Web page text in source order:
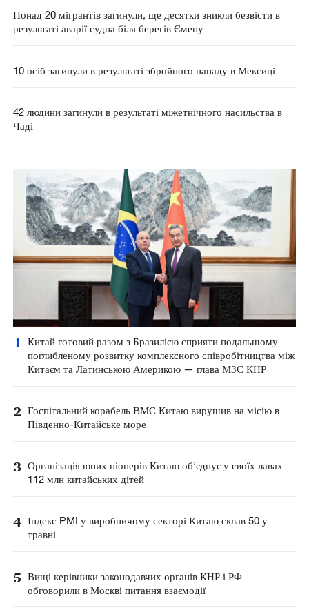
Понад 20 мігрантів загинули, ще десятки зникли безвісти в
результаті аварії судна біля берегів Ємену
10 осіб загинули в результаті збройного нападу в Мексиці
42 людини загинули в результаті міжетнічного насильства в
Чаді
1
Китай готовий разом з Бразилією сприяти подальшому
поглибленому розвитку комплексного співробітництва між
Китаєм та Латинською Америкою — глава МЗС КНР
2 Госпітальний корабель ВМС Китаю вирушив на місію в
Південно-Китайське море
3 Організація юних піонерів Китаю об’єднує у своїх лавах
112 млн китайських дітей
4 Індекс PMI у виробничому секторі Китаю склав 50 у
травні
5 Вищі керівники законодавчих органів КНР і РФ
обговорили в Москві питання взаємодії